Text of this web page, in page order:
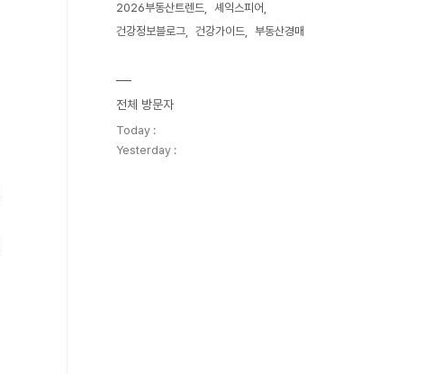
2026부동산트렌드
셰익스피어
건강정보블로그
건강가이드 부동산경매
전체 방문자
Today :
Yesterday :